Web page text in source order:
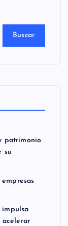
Buscar
patrimonio
su
impulsa
acelerar